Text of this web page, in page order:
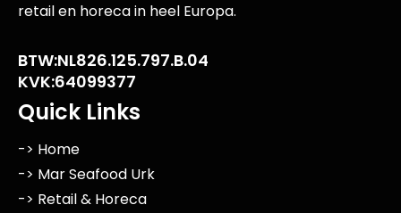
retail en horeca in heel Europa.
BTW:NL826.125.797.B.04
KVK:64099377
Quick Links
-> Home
-> Mar Seafood Urk
-> Retail & Horeca